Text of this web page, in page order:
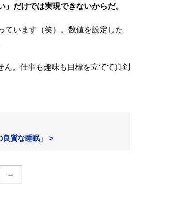
だけでは実現できないからだ。
ています（笑）。数値を設定した
。仕事も趣味も目標を立てて真剣
良質な睡眠」 >
→